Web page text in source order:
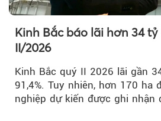
Kinh Bắc báo lãi hơn 34
II/2026
Kinh Bắc quý II 2026 lãi gần
91,4%. Tuy nhiên, hơn 170 ha
nghiệp dự kiến được ghi nhận